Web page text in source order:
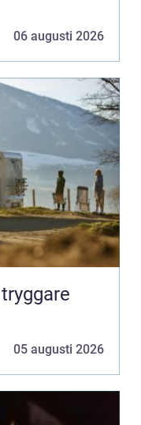
06 augusti 2026
05 augusti 2026